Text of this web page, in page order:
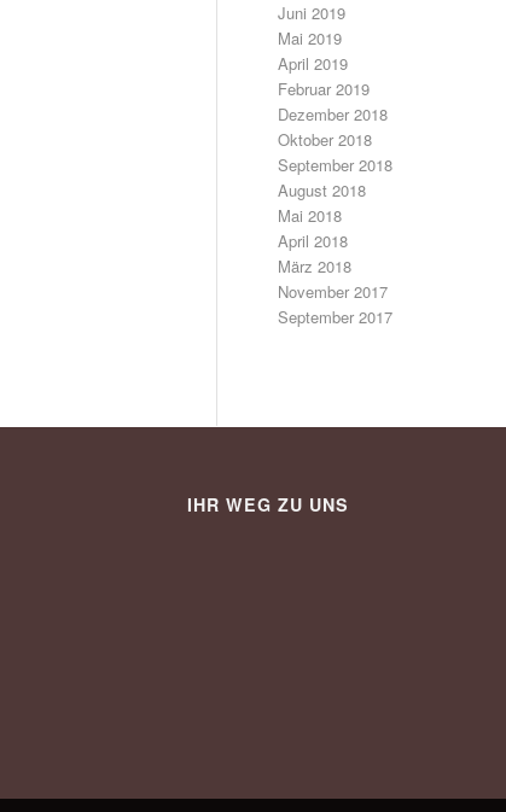
Juni 2019
Mai 2019
April 2019
Februar 2019
Dezember 2018
Oktober 2018
September 2018
August 2018
Mai 2018
April 2018
März 2018
November 2017
September 2017
IHR WEG ZU UNS